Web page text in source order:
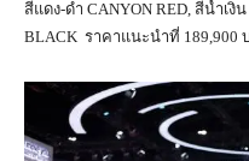
สีแดง-ดำ CANYON RED, สีน้ำเงิ
BLACK ราคาแนะนำที่ 189,900